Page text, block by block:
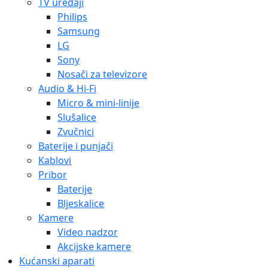
Philips
Samsung
LG
Sony
Nosači za televizore
Audio & Hi-Fi
Micro & mini-linije
Slušalice
Zvučnici
Baterije i punjači
Kablovi
Pribor
Baterije
Bljeskalice
Kamere
Video nadzor
Akcijske kamere
Kućanski aparati